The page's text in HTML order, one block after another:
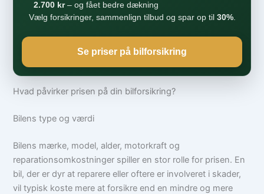
2.700 kr– og fået bedre dækning
Vælg forsikringer, sammenlign tilbud og spar op til 30%.
Se priser på bilforsikring
Hvad påvirker prisen på din bilforsikring?
Bilens type og værdi
Bilens mærke, model, alder, motorkraft og
reparationsomkostninger spiller en stor rolle for prisen. En
bil, der er dyr at reparere eller oftere er involveret i skader,
vil typisk koste mere at forsikre end en mindre og mere